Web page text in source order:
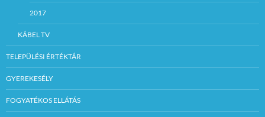
2017
KÁBEL TV
TELEPÜLÉSI ÉRTÉKTÁR
GYEREKESÉLY
FOGYATÉKOS ELLÁTÁS